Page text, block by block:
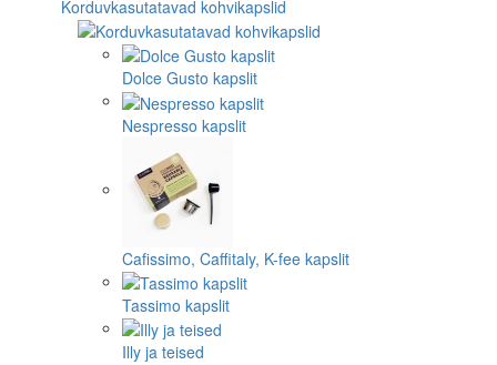
Korduvkasutatavad kohvikapslid
Dolce Gusto kapslit
Nespresso kapslit
Cafissimo, Caffitaly, K-fee kapslit
Tassimo kapslit
Illy ja teised